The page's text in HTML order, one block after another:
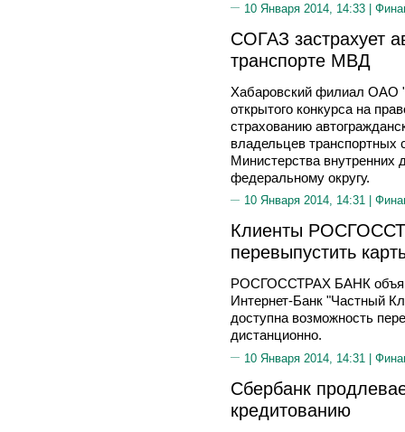
10 Января 2014, 14:33 |
СОГАЗ застрахует
транспорте МВД
Хабаровский филиал ОАО
открытого конкурса на
страхованию
владельцев транспортных
Министерства
федеральному округу.
10 Января 2014, 14:31 |
Клиенты
перевыпустить
РОСГОССТРАХ БАНК
Интернет-Банк "Частный
доступна возможность
дистанционно.
10 Января 2014, 14:31 |
Сбербанк
кредитованию